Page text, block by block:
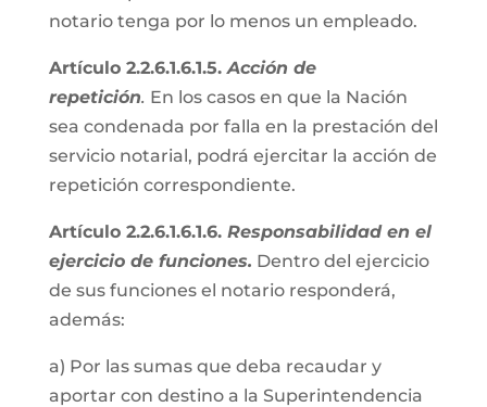
notario tenga por lo menos un empleado.
Artículo 2.2.6.1.6.1.5.Acción de
repetición. En los casos en que la Nación
sea condenada por falla en la prestación del
servicio notarial, podrá ejercitar la acción de
repetición correspondiente.
Artículo 2.2.6.1.6.1.6. Responsabilidad en el
ejercicio de funciones. Dentro del ejercicio
de sus funciones el notario responderá,
además:
a) Por las sumas que deba recaudar y
aportar con destino a la Superintendencia